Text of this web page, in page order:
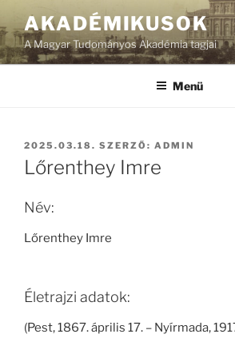
AKADÉMIKUSOK
A Magyar Tudományos Akadémia tagjai
Menü
BEKÜLDVE:
2025.03.18. SZERZŐ: ADMIN
Lőrenthey Imre
Név:
Lőrenthey Imre
Életrajzi adatok:
(Pest, 1867. április 17. – Nyírmada,